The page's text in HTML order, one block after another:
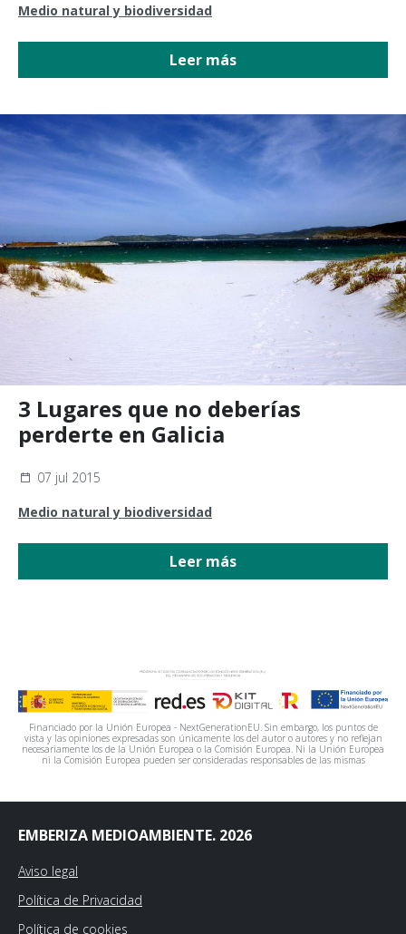
Medio natural y biodiversidad
Leer más
3 Lugares que no deberías
perderte en Galicia
07 jul 2015
Medio natural y biodiversidad
Leer más
Financiado por la Unión Europea - NextGenerationEU. Sin embargo, los puntos de
vista y las opiniones expresadas son únicamente los del autor o autores y no reflejan
necesariamente los de la Unión Europea o la Comisión Europea. Ni la Unión Europea
ni la Comisión Europea pueden ser consideradas responsables de las mismas
EMBERIZA MEDIOAMBIENTE. 2026
Aviso legal
Política de Privacidad
Política de cookies